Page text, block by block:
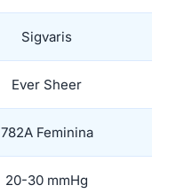
Sigvaris
Ever Sheer
782A Feminina
20-30 mmHg